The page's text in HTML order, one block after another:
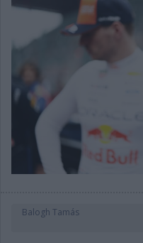
Balogh Tamás